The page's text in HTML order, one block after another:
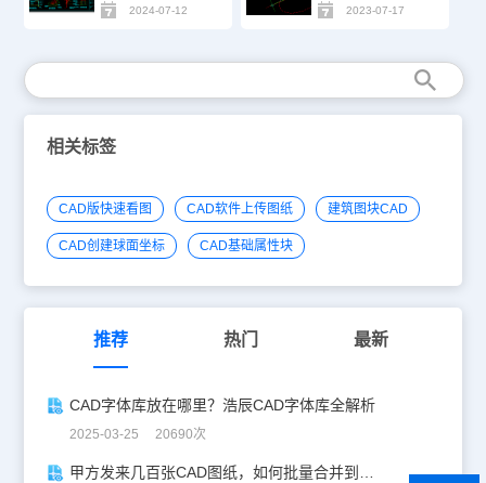
2024-07-12 2023-07-17
相关标签
CAD版快速看图 CAD软件上传图纸 建筑图块CAD
CAD创建球面坐标 CAD基础属性块
推荐 热门 最新
CAD字体库放在哪里？浩辰CAD字体库全解析
2025-03-25 20690次